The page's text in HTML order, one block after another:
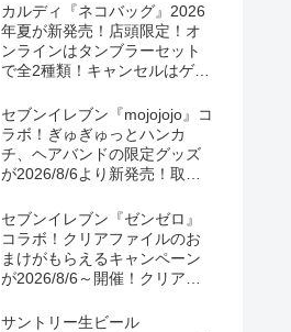
カルディ『ネコバッグ』2026
年夏が新発売！店頭限定！オ
ンラインはタンブラーセット
で全2種類！キャンセルはゲリ
セブンイレブン『mojojojo』コ
ラボ！ぎゅぎゅっとハンカ
チ、ヘアバンドの限定グッズ
が2026/8/6より新発売！取扱
セブンイレブン『ゼンゼロ』
コラボ！クリアファイルのお
まけがもらえるキャンペーン
が2026/8/6～開催！クリアカ
売！
サントリー生ビール